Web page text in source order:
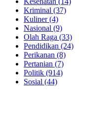
Kriminal (37)
Kuliner(4)
Nasional (9)
Olah Raga (33)
Pendidikan (24)
Perikanan (8)
Pertanian (7)
Politik (914)
Sosial (44)